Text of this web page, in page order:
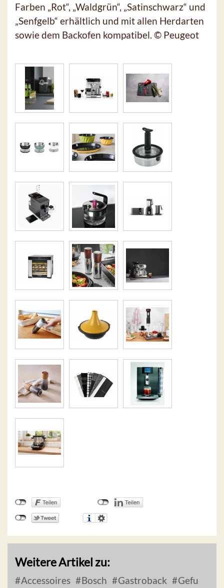
Farben „Rot“, „Waldgrün“, „Satinschwarz“ und
„Senfgelb“ erhältlich und mit allen Herdarten
sowie dem Backofen kompatibel. © Peugeot
Weitere Artikel zu:
Accessoires Bosch Gastroback
Gefu